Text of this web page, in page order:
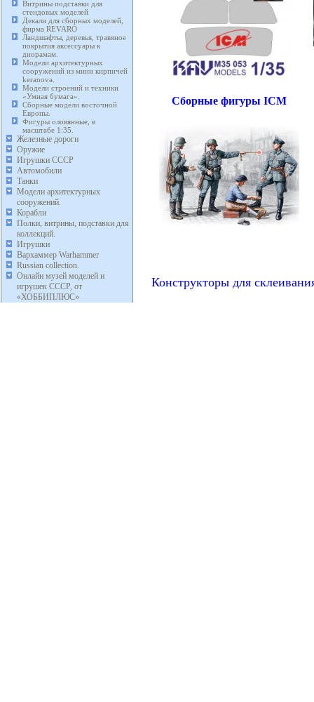
Витрины подставки для
стендовых моделей
Декали для сборных моделей,
фирма REVARO
Ландшафты, деревья, травяное
покрытия аксессуары к
диорамам.
Модели архитектурных
сооружений из мини кирпичей
keranova.
Модели строений и техники
«Умная бумага».
Сборные модели восточной
Европы.
Фигуры оловянные, в
масштабе 1:35.
Железные дороги
Оружие
Игрушки СССР
Автомобили
Танки
Модели архитектурных
сооружений.
Корабли
Полки, витрины, подставки для
коллекций.
Игрушки
Вархаммер Warhammer
Russian collection.
Онлайн музей моделей и
игрушек СССР, от
«ХОББИПЛЮС»
Сборные фигуры ICM
Конструкторы для